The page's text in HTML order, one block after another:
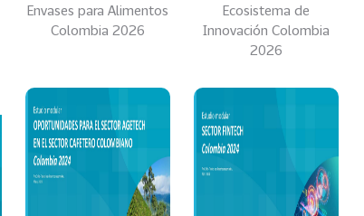
Envases para Alimentos
Colombia 2026
Ecosistema de
Innovación Colombia
2026